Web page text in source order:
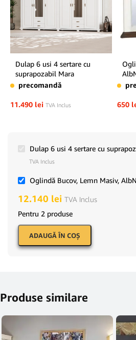
Dulap 6 usi 4 sertare cu
suprapozabil Mara
precomandă
11.490 lei TVA Inclus 650
Dulap 6 usi 4 sertare cu
TVA Inclus
Oglindă Bucov, Lemn Masiv,
12.140 lei TVA Inclus
Pentru 2 produse
ADAUGĂ ÎN COŞ
Produse similare